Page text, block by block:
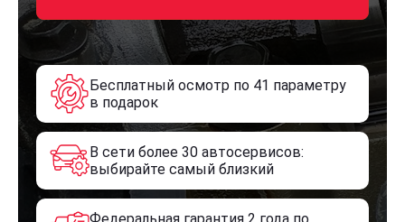
Бесплатный осмотр по 41 параметру
в подарок
В сети более 30 автосервисов:
выбирайте самый близкий